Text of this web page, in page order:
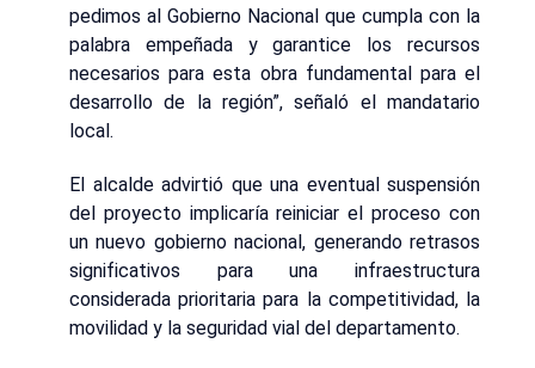
pedimos al Gobierno Nacional que cumpla con la
palabra empeñada y garantice los recursos
necesarios para esta obra fundamental para el
desarrollo de la región”, señaló el mandatario
local.
El alcalde advirtió que una eventual suspensión
del proyecto implicaría reiniciar el proceso con
un nuevo gobierno nacional, generando retrasos
significativos para una infraestructura
considerada prioritaria para la competitividad, la
movilidad y la seguridad vial del departamento.